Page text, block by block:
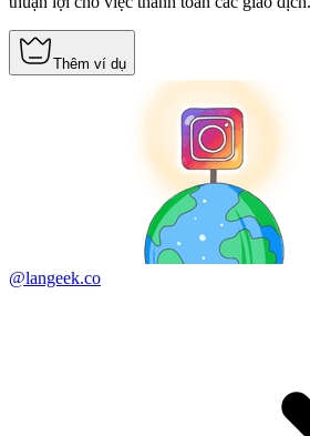
Thêm ví dụ
@langeek.co